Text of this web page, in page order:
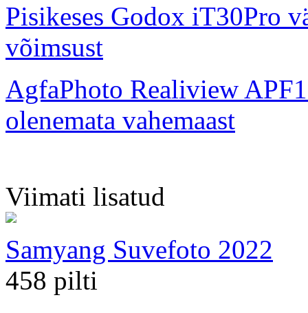
Pisikeses Godox iT30Pro
võimsust
AgfaPhoto Realiview
olenemata vahemaast
Viimati lisatud
Samyang Suvefoto 2022
458 pilti